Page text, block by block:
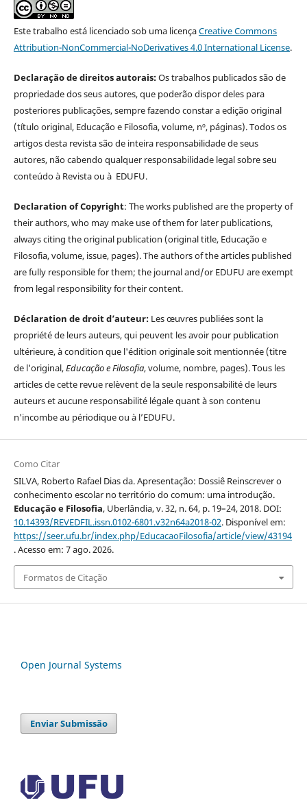
Este trabalho está licenciado sob uma licençaCreative Commons
Attribution-NonCommercial-NoDerivatives 4.0 International License.
Declaração de direitos autorais:Os trabalhos publicados são de
propriedade dos seus autores, que poderão dispor deles para
posteriores publicações, sempre fazendo constar a edição original
(título original, Educação e Filosofia, volume, nº, páginas). Todos os
artigos desta revista são de inteira responsabilidade de seus
autores, não cabendo qualquer responsabilidade legal sobre seu
conteúdo à Revista ou à EDUFU.
Declaration of Copyright: The works published are the property of
their authors, who may make use of them for later publications,
always citing the original publication (original title, Educação e
Filosofia, volume, issue, pages). The authors of the articles published
are fully responsible for them; the journal and/or EDUFU are exempt
from legal responsibility for their content.
Déclaration de droit d’auteur: Les œuvres publiées sont la
propriété de leurs auteurs, qui peuvent les avoir pour publication
ultérieure, à condition que l'édition originale soit mentionnée (titre
de l'original,Educação e Filosofia, volume, nombre, pages). Tous les
articles de cette revue relèvent de la seule responsabilité de leurs
auteurs et aucune responsabilité légale quant à son contenu
n'incombe au périodique ou à l’EDUFU.
Como Citar
SILVA, Roberto Rafael Dias da. Apresentação: Dossiê Reinscrever o
conhecimento escolar no território do comum: uma introdução.
Educação e Filosofia, Uberlândia, v. 32, n. 64, p. 19–24, 2018. DOI:
10.14393/REVEDFIL.issn.0102-6801.v32n64a2018-02. Disponível em:
https://seer.ufu.br/index.php/EducacaoFilosofia/article/view/43194
. Acesso em: 7 ago. 2026.
Formatos de Citação
Open Journal Systems
Enviar Submissão